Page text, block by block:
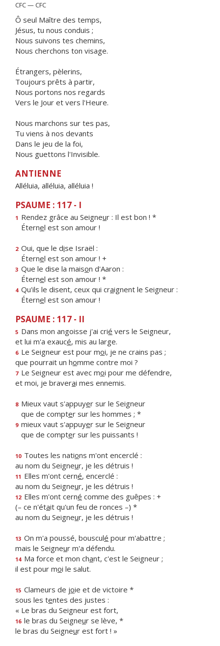
CFC — CFC
Ô seul Maître des temps,
Jésus, tu nous conduis ;
Nous suivons tes chemins,
Nous cherchons ton visage.
Étrangers, pèlerins,
Toujours prêts à partir,
Nous portons nos regards
Vers le Jour et vers l'Heure.
Nous marchons sur tes pas,
Tu viens à nos devants
Dans le jeu de la foi,
Nous guettons l'Invisible.
ANTIENNE
Alléluia, alléluia, alléluia !
PSAUME : 117 - I
1 Rendez grâce au Seigneur : Il est bon ! *
Éternel est son amour !
2 Oui, que le dise Israël :
Éternel est son amour ! +
3 Que le dise la maison d'Aaron :
Éternel est son amour ! *
4 Qu'ils le disent, ceux qui craignent le Seigneur :
Éternel est son amour !
PSAUME : 117 - II
5 Dans mon angoisse j'ai crié vers le Seigneur,
et lui m'a exaucé, mis au large.
6 Le Seigneur est pour moi, je ne crains pas ;
que pourrait un homme contre moi ?
7 Le Seigneur est avec moi pour me défendre,
et moi, je braverai mes ennemis.
8 Mieux vaut s'appuyer sur le Seigneur
que de compter sur les hommes ; *
9 mieux vaut s'appuyer sur le Seigneur
que de compter sur les puissants !
10 Toutes les nations m'ont encerclé :
au nom du Seigneur, je les détruis !
11 Elles m'ont cerné, encerclé :
au nom du Seigneur, je les détruis !
12 Elles m'ont cerné comme des guêpes : +
(– ce n'était qu'un feu de ronces –) *
au nom du Seigneur, je les détruis !
13 On m'a poussé, bousculé pour m'abattre ;
mais le Seigneur m'a défendu.
14 Ma force et mon chant, c'est le Seigneur ;
il est pour moi le salut.
15 Clameurs de joie et de victoire *
sous les tentes des justes :
« Le bras du Seigneur est fort,
16 le bras du Seigneur se lève, *
le bras du Seigneur est fort ! »